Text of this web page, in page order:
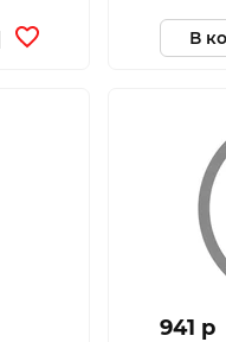
В
941 p